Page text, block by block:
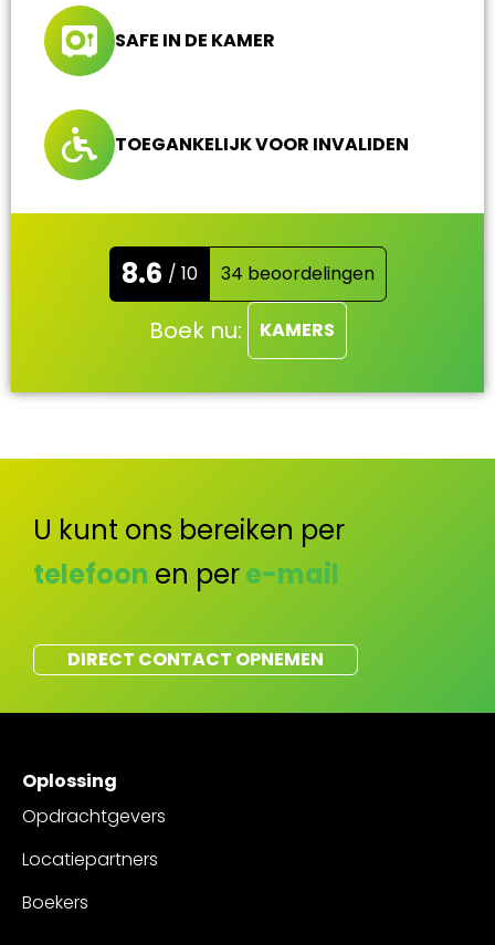
SAFE IN DE KAMER
TOEGANKELIJK VOOR INVALIDEN
8.6 / 10 34 beoordelingen
Boek nu: KAMERS
U kunt ons bereiken per
telefoon en pere-mail
DIRECT CONTACT OPNEMEN
Oplossing
Opdrachtgevers
Locatiepartners
Boekers